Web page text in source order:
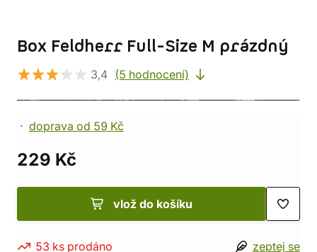
Box Feldherr Full-Size M prázdný
3,4 (5 hodnocení)
doprava od 59 Kč
229 Kč
vlož do košíku
53 ks prodáno
zeptej se